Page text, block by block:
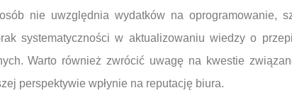
nie uwzględnia wydatków na oprogramowanie,
systematyczności w aktualizowaniu wiedzy o
Warto również zwrócić uwagę na kwestie
perspektywie wpłynie na reputację biura.